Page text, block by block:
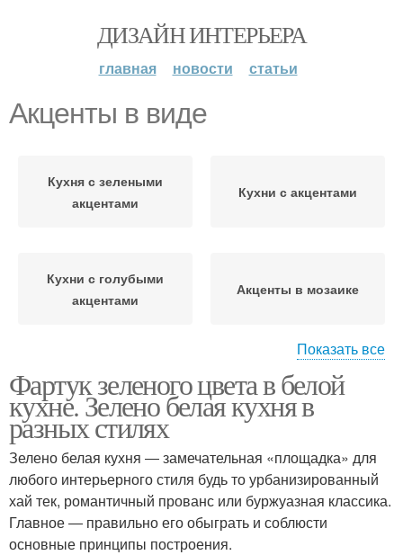
ДИЗАЙН ИНТЕРЬЕРА
главная новости статьи
Акценты в виде
Кухня с зелеными
акцентами
Кухни с акцентами
Кухни с голубыми
акцентами
Акценты в мозаике
бирюзовыми акцентами
Акценты в стиле
Показать все
Фартук зеленого цвета в белой
кухне. Зелено белая кухня в
разных стилях
Зелено белая кухня ― замечательная «площадка» для
любого интерьерного стиля будь то урбанизированный
хай тек, романтичный прованс или буржуазная классика.
Главное ― правильно его обыграть и соблюсти
основные принципы построения.